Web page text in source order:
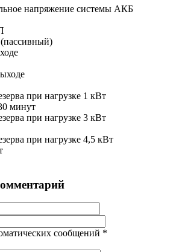
напряжение системы АКБ
при нагрузке 1 кВт
минут
при нагрузке 3 кВт
при нагрузке 4,5 кВт
сообщений *